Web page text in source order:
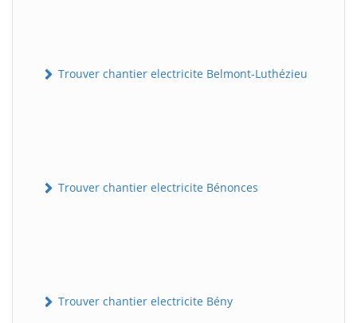
Trouver chantier electricite Belmont-Luthézieu
Trouver chantier electricite Bénonces
Trouver chantier electricite Bény